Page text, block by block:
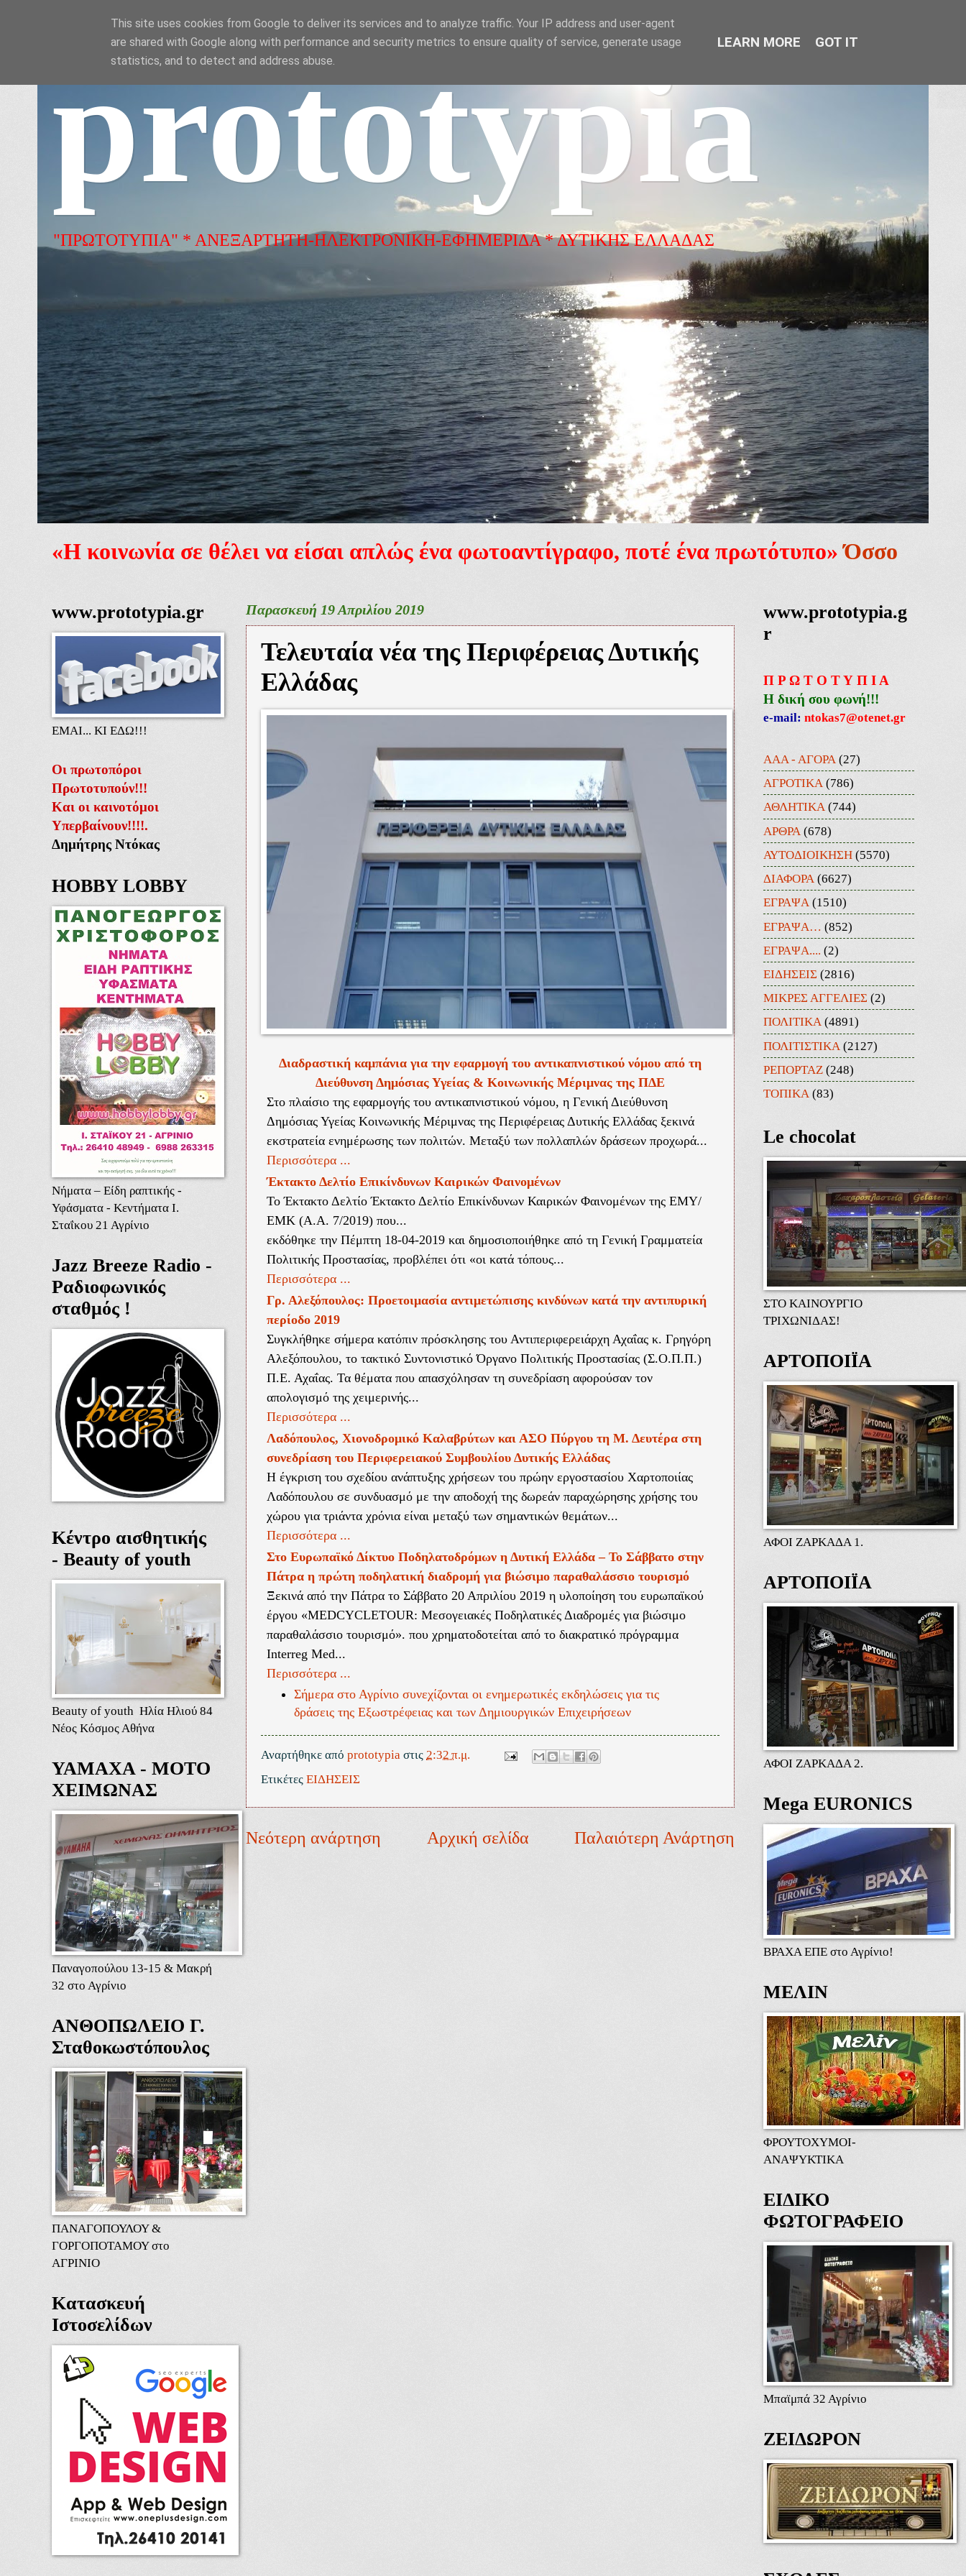
prototypia
"ΠΡΩΤΟΤΥΠΙΑ" * ΑΝΕΞΑΡΤΗΤΗ-ΗΛΕΚΤΡΟΝΙΚΗ-ΕΦΗΜΕΡΙΔΑ * ΔΥΤΙΚΗΣ ΕΛΛΑΔΑΣ
«Η κοινωνία σε θέλει να είσαι απλώς ένα φωτοαντίγραφο, ποτέ ένα πρωτότυπο» Όσσο
Παρασκευή 19 Απριλίου 2019
Τελευταία νέα της Περιφέρειας Δυτικής
Ελλάδας
Διαδραστική καμπάνια για την εφαρμογή του αντικαπνιστικού νόμου από τη
Διεύθυνση Δημόσιας Υγείας & Κοινωνικής Μέριμνας της ΠΔΕ
Στο πλαίσιο της εφαρμογής του αντικαπνιστικού νόμου, η Γενική Διεύθυνση
Δημόσιας Υγείας Κοινωνικής Μέριμνας της Περιφέρειας Δυτικής Ελλάδας ξεκινά
εκστρατεία ενημέρωσης των πολιτών. Μεταξύ των πολλαπλών δράσεων προχωρά...
Περισσότερα ...
Έκτακτο Δελτίο Επικίνδυνων Καιρικών Φαινομένων
Το Έκτακτο Δελτίο Έκτακτο Δελτίο Επικίνδυνων Καιρικών Φαινομένων της ΕΜΥ/
ΕΜΚ (Α.Α. 7/2019) που...
εκδόθηκε την Πέμπτη 18-04-2019 και δημοσιοποιήθηκε από τη Γενική Γραμματεία
Πολιτικής Προστασίας, προβλέπει ότι «οι κατά τόπους...
Περισσότερα ...
Γρ. Αλεξόπουλος: Προετοιμασία αντιμετώπισης κινδύνων κατά την αντιπυρική
περίοδο 2019
Συγκλήθηκε σήμερα κατόπιν πρόσκλησης του Αντιπεριφερειάρχη Αχαΐας κ. Γρηγόρη
Αλεξόπουλου, το τακτικό Συντονιστικό Όργανο Πολιτικής Προστασίας (Σ.Ο.Π.Π.)
Π.Ε. Αχαΐας. Τα θέματα που απασχόλησαν τη συνεδρίαση αφορούσαν τον
απολογισμό της χειμερινής...
Περισσότερα ...
Λαδόπουλος, Χιονοδρομικό Καλαβρύτων και ΑΣΟ Πύργου τη Μ. Δευτέρα στη
συνεδρίαση του Περιφερειακού Συμβουλίου Δυτικής Ελλάδας
Η έγκριση του σχεδίου ανάπτυξης χρήσεων του πρώην εργοστασίου Χαρτοποιίας
Λαδόπουλου σε συνδυασμό με την αποδοχή της δωρεάν παραχώρησης χρήσης του
χώρου για τριάντα χρόνια είναι μεταξύ των σημαντικών θεμάτων...
Περισσότερα ...
Στο Ευρωπαϊκό Δίκτυο Ποδηλατοδρόμων η Δυτική Ελλάδα – Το Σάββατο στην
Πάτρα η πρώτη ποδηλατική διαδρομή για βιώσιμο παραθαλάσσιο τουρισμό
Ξεκινά από την Πάτρα το Σάββατο 20 Απριλίου 2019 η υλοποίηση του ευρωπαϊκού
έργου «MEDCYCLETOUR: Μεσογειακές Ποδηλατικές Διαδρομές για βιώσιμο
παραθαλάσσιο τουρισμό». που χρηματοδοτείται από το διακρατικό πρόγραμμα
Interreg Med...
Περισσότερα ...
Σήμερα στο Αγρίνιο συνεχίζονται οι ενημερωτικές εκδηλώσεις για τις
δράσεις της Εξωστρέφειας και των Δημιουργικών Επιχειρήσεων
Αναρτήθηκε από prototypia στις 2:32 π.μ.
Ετικέτες ΕΙΔΗΣΕΙΣ
Νεότερη ανάρτηση Παλαιότερη Ανάρτηση
Αρχική σελίδα
www.prototypia.gr
ΕΜΑΙ... ΚΙ ΕΔΩ!!!
Οι πρωτοπόροι
Πρωτοτυπούν!!!
Και οι καινοτόμοι
Υπερβαίνουν!!!!.
Δημήτρης Ντόκας
HOBBY LOBBY
Νήματα – Είδη ραπτικής -
Υφάσματα - Κεντήματα Ι.
Σταΐκου 21 Αγρίνιο
Jazz Breeze Radio -
Ραδιοφωνικός
σταθμός !
Κέντρο αισθητικής
- Beauty of youth
Beauty of youth Ηλία Ηλιού 84
Νέος Κόσμος Αθήνα
ΥΑΜΑΧΑ - ΜΟΤΟ
ΧΕΙΜΩΝΑΣ
Παναγοπούλου 13-15 & Μακρή
32 στο Αγρίνιο
ΑΝΘΟΠΩΛΕΙΟ Γ.
Σταθοκωστόπουλος
ΠΑΝΑΓΟΠΟΥΛΟΥ &
ΓΟΡΓΟΠΟΤΑΜΟΥ στο
ΑΓΡΙΝΙΟ
Κατασκευή
Ιστοσελίδων
www.prototypia.g
r
Π Ρ Ω Τ Ο Τ Υ Π Ι Α
Η δική σου φωνή!!!
e-mail: ntokas7@otenet.gr
ΑΑΑ - ΑΓΟΡΑ (27)
ΑΓΡΟΤΙΚΑ (786)
ΑΘΛΗΤΙΚΑ (744)
ΑΡΘΡΑ (678)
ΑΥΤΟΔΙΟΙΚΗΣΗ (5570)
ΔΙΑΦΟΡΑ (6627)
ΕΓΡΑΨΑ (1510)
ΕΓΡΑΨΑ… (852)
ΕΓΡΑΨΑ.... (2)
ΕΙΔΗΣΕΙΣ (2816)
ΜΙΚΡΕΣ ΑΓΓΕΛΙΕΣ (2)
ΠΟΛΙΤΙΚΑ (4891)
ΠΟΛΙΤΙΣΤΙΚΑ (2127)
ΡΕΠΟΡΤΑΖ (248)
ΤΟΠΙΚΑ (83)
Le chocolat
ΣΤΟ ΚΑΙΝΟΥΡΓΙΟ
ΤΡΙΧΩΝΙΔΑΣ!
ΑΡΤΟΠΟΙΪΑ
ΑΦΟΙ ΖΑΡΚΑΔΑ 1.
ΑΡΤΟΠΟΙΪΑ
ΑΦΟΙ ΖΑΡΚΑΔΑ 2.
Mega EURONICS
ΒΡΑΧΑ ΕΠΕ στο Αγρίνιο!
ΜΕΛΙΝ
ΦΡΟΥΤΟΧΥΜΟΙ-
ΑΝΑΨΥΚΤΙΚΑ
ΕΙΔΙΚΟ
ΦΩΤΟΓΡΑΦΕΙΟ
Μπαϊμπά 32 Αγρίνιο
ΖΕΙΔΩΡΟΝ
This site uses cookies from Google to deliver its services and to analyze traffic. Your IP address and user-agent
are shared with Google along with performance and security metrics to ensure quality of service, generate usage
statistics, and to detect and address abuse.
LEARN MORE GOT IT